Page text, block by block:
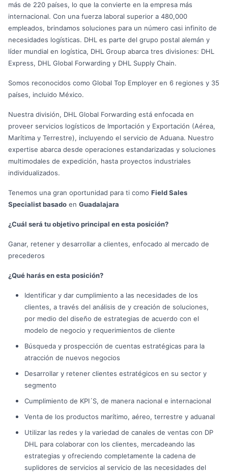
más de 220 países, lo que la convierte en la empresa más
internacional. Con una fuerza laboral superior a 480,000
empleados, brindamos soluciones para un número casi infinito de
necesidades logísticas. DHL es parte del grupo postal alemán y
líder mundial en logística, DHL Group abarca tres divisiones: DHL
Express, DHL Global Forwarding y DHL Supply Chain.
Somos reconocidos como Global Top Employer en 6 regiones y 35
países, incluido México.
Nuestra división, DHL Global Forwarding está enfocada en
proveer servicios logísticos de Importación y Exportación (Aérea,
Marítima y Terrestre), incluyendo el servicio de Aduana. Nuestro
expertise abarca desde operaciones estandarizadas y soluciones
multimodales de expedición, hasta proyectos industriales
individualizados.
Tenemos una gran oportunidad para ti como Field Sales
Specialist basado en Guadalajara
¿Cuál será tu objetivo principal en esta posición?
Ganar, retener y desarrollar a clientes, enfocado al mercado de
precederos
¿Qué harás en esta posición?
Identificar y dar cumplimiento a las necesidades de los
clientes, a través del análisis de y creación de soluciones,
por medio del diseño de estrategias de acuerdo con el
modelo de negocio y requerimientos de cliente
Búsqueda y prospección de cuentas estratégicas para la
atracción de nuevos negocios
Desarrollar y retener clientes estratégicos en su sector y
segmento
Cumplimiento de KPI´S, de manera nacional e internacional
Venta de los productos marítimo, aéreo, terrestre y aduanal
Utilizar las redes y la variedad de canales de ventas con DP
DHL para colaborar con los clientes, mercadeando las
estrategias y ofreciendo completamente la cadena de
suplidores de servicios al servicio de las necesidades del